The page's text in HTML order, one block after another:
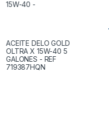
15W-40 -
ACEITE DELO GOLD
OLTRA X 15W-40 5
GALONES - REF
719387HQN